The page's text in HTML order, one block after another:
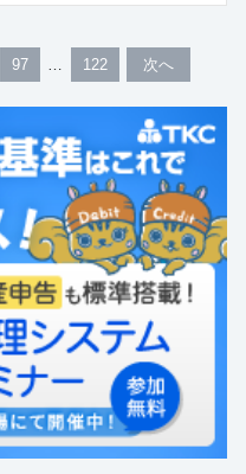
97 122 次へ